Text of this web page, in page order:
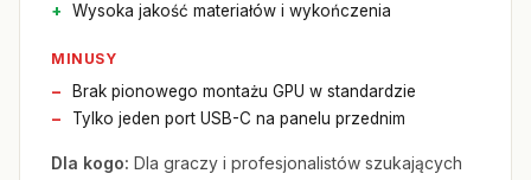
Wysoka jakość materiałów i wykończenia
MINUSY
Brak pionowego montażu GPU w standardzie
Tylko jeden port USB-C na panelu przednim
Dla kogo: Dla graczy i profesjonalistów szukających